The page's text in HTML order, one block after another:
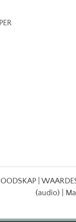
|
(audio) |